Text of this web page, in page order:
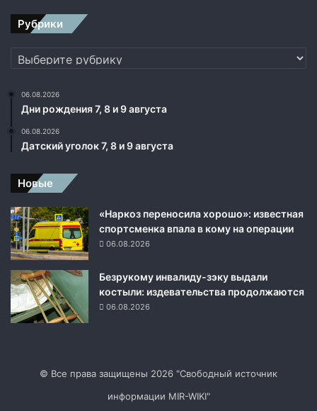
Рубрики
Рубрики
06.08.2026
Дни рождения 7, 8 и 9 августа
06.08.2026
Датский уголок 7, 8 и 9 августа
Новые
«Наркоз переносила хорошо»: известная
спортсменка впала в кому на операции
06.08.2026
Безрукому инвалиду-зэку выдали
костыли: издевательства продолжаются
06.08.2026
© Все права защищены 2026 "Свободный источник
информации MIR-WIKI"